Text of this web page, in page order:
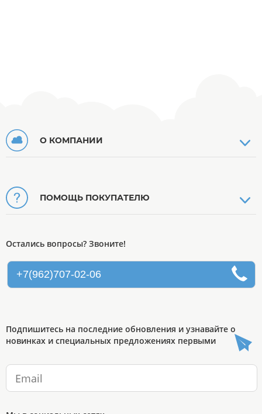
О КОМПАНИИ
ПОМОЩЬ ПОКУПАТЕЛЮ
Остались вопросы? Звоните!
+7(962)707-02-06
Подпишитесь на последние обновления и узнавайте о
новинках и специальных предложениях первыми